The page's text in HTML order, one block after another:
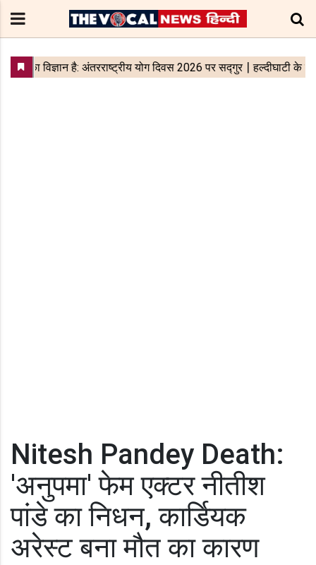
Nitesh Pandey Death:
'अनुपमा' फेम एक्टर नीतीश
पांडे का निधन, कार्डियक
अरेस्ट बना मौत का कारण